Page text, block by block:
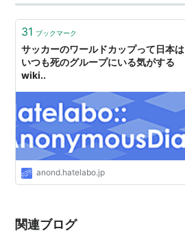
る。 写真:Getty Ima…
31 ブックマーク
サッカーのワールドカップって日本は
いつも死のグループにいる気がする
wiki..
anond.hatelabo.jp
関連ブログ